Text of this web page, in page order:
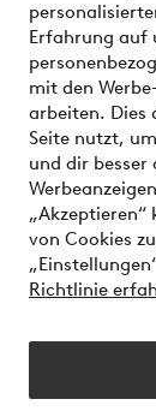
Erfahrung auf
mit den
arbeiten. Dies
Seite nutzt,
und dir besser
von Cookies
Richtlinie
Sichere